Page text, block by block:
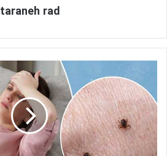
taraneh rad
و
س
چ
ه